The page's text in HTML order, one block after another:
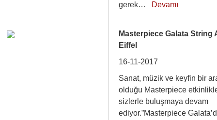
gerek… Devamı
Masterpiece Galata String
Eiffel
16-11-2017
Sanat, müzik ve keyfin bir
olduğu Masterpiece
sizlerle buluşmaya devam
ediyor.”Masterpiece